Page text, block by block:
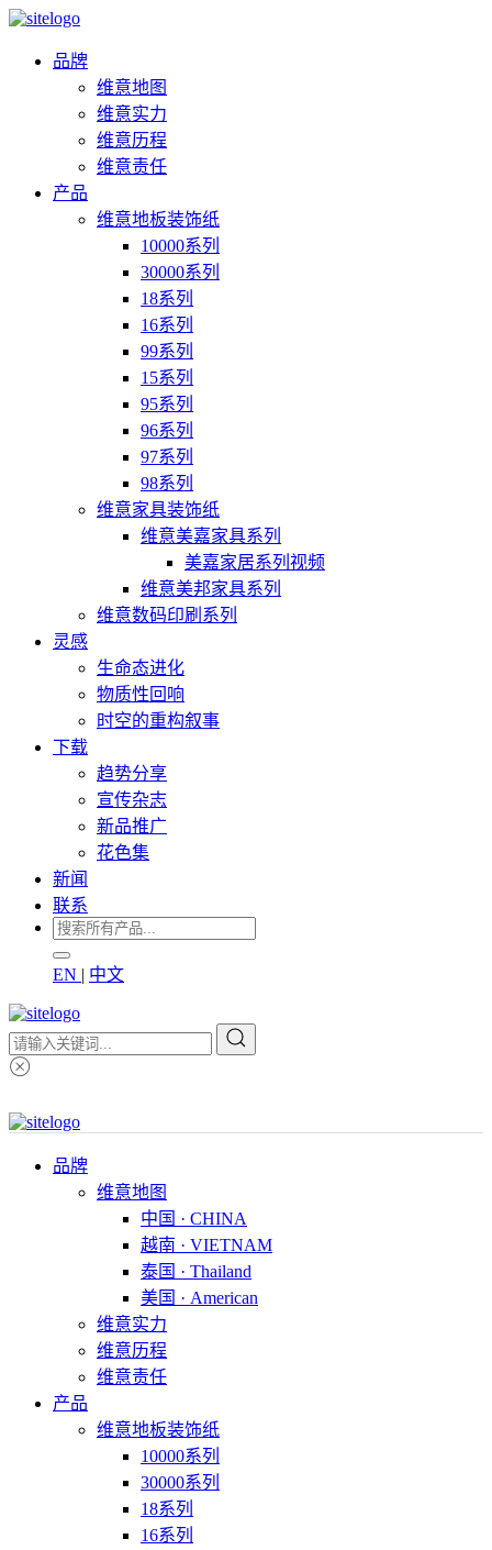
品牌
维意地图
维意实力
维意历程
维意责任
产品
维意地板装饰纸
10000系列
30000系列
18系列
16系列
99系列
15系列
95系列
96系列
97系列
98系列
维意家具装饰纸
维意美嘉家具系列
美嘉家居系列视频
维意美邦家具系列
维意数码印刷系列
灵感
生命态进化
物质性回响
时空的重构叙事
下载
趋势分享
宣传杂志
新品推广
花色集
新闻
联系
EN | 中文
品牌
维意地图
中国 · CHINA
越南 · VIETNAM
泰国 · Thailand
美国 · American
维意实力
维意历程
维意责任
产品
维意地板装饰纸
10000系列
30000系列
18系列
16系列